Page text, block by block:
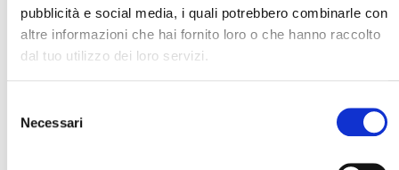
pubblicità e social media, i quali potrebbero combinarle con
altre informazioni che hai fornito loro o che hanno raccolto
dal tuo utilizzo dei loro servizi.
delNecessari